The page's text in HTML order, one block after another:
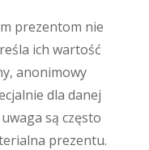
prezentom nie
ich wartość
anonimowy
dla danej
są często
prezentu.